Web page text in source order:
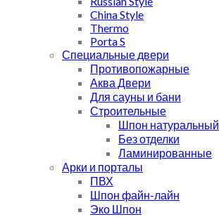
China Style
Thermo
Porta S
Специальные двери
Противопожарные
Аква Двери
Для сауны и бани
Строительные
Шпон натуральный
Без отделки
Ламинированные
Арки и порталы
ПВХ
Шпон файн-лайн
Эко Шпон